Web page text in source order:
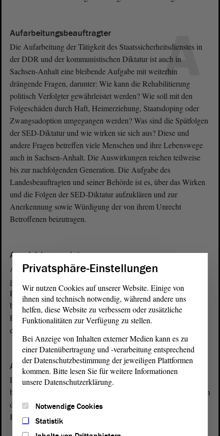
A
Aufarbeitungsbeauftragter
Die Aufarbeitung der Tätigkeit des Staatssicherheitsdienstes in
der DDR und der kommunistischen Diktatur ist auch in
Sachsen-Anhalt eine bleibende Aufgabe mit weiterhin
drängende Fragen, darunter: Wie kann die Rehabilitierung
politisch Verfolgter gewährleistet werden? Wie soll mit den
Folgeschäden durch Haft, Heimerziehung, Staatsdoping oder
Zwangsadoption umgegangen werden? Was sind die Spätfolgen
der SED-Diktatur und wie wirken sie sich aus? Diese und
andere Fragen betreffen viele Menschen und ihre Lebenswege
auch in Sachsen-Anhalt. Die Auswirkungen reichen teilweise
bis zur nachfolgenden Generation. Die Aufgabe des
Landesbeauftragten und seiner Behörde ist es, über das Wirken
und die Folgen der SED-Diktatur aufzuklären und zur
Anerkennung sowie Würdigung der von ihrem Unrecht
Betroffenen beizutragen.
A
Ausgleichsmandat
Ausgleichsmandate dienen dazu, die bei der Wahl zustande
gekommenen Überhangmandate so auszugleichen, dass andere
Parteien, die keine Überhangmandate bekommen haben, nicht
benachteiligt werden. Ziel ist es, eine Zusammensetzung des
Parlaments zu erreichen, die der Zweitstimmenverteilung
entspricht.
A
Ausschuss
Die intensivste Auseinandersetzung der Abgeordneten mit
bestimmten Themen findet in den Ausschüssen statt. Sie bereiten
die Themen für die Plenarsitzung vor und geben
Beschlussempfehlungen ab.
Privatsphäre-Einstellungen
Wir nutzen Cookies auf unserer Website. Einige von
ihnen sind technisch notwendig, während andere uns
helfen, diese Website zu verbessern oder zusätzliche
Funktionalitäten zur Verfügung zu stellen.
Bei Anzeige von Inhalten externer Medien kann es zu
einer Datenübertragung und -verarbeitung entsprechend
der Datenschutzbestimmung der jeweiligen Plattformen
kommen. Bitte lesen Sie für weitere Informationen
unsere Datenschutzerklärung.
Notwendige Cookies
Statistik